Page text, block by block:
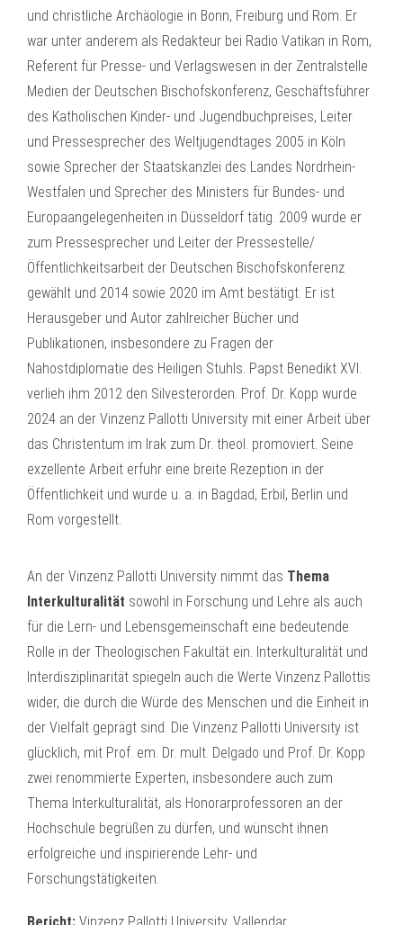
und christliche Archäologie in Bonn, Freiburg und Rom. Er
war unter anderem als Redakteur bei Radio Vatikan in Rom,
Referent für Presse- und Verlagswesen in der Zentralstelle
Medien der Deutschen Bischofskonferenz, Geschäftsführer
des Katholischen Kinder- und Jugendbuchpreises, Leiter
und Pressesprecher des Weltjugendtages 2005 in Köln
sowie Sprecher der Staatskanzlei des Landes Nordrhein-
Westfalen und Sprecher des Ministers für Bundes- und
Europaangelegenheiten in Düsseldorf tätig. 2009 wurde er
zum Pressesprecher und Leiter der Pressestelle/
Öffentlichkeitsarbeit der Deutschen Bischofskonferenz
gewählt und 2014 sowie 2020 im Amt bestätigt. Er ist
Herausgeber und Autor zahlreicher Bücher und
Publikationen, insbesondere zu Fragen der
Nahostdiplomatie des Heiligen Stuhls. Papst Benedikt XVI.
verlieh ihm 2012 den Silvesterorden. Prof. Dr. Kopp wurde
2024 an der Vinzenz Pallotti University mit einer Arbeit über
das Christentum im Irak zum Dr. theol. promoviert. Seine
exzellente Arbeit erfuhr eine breite Rezeption in der
Öffentlichkeit und wurde u. a. in Bagdad, Erbil, Berlin und
Rom vorgestellt.
An der Vinzenz Pallotti University nimmt das Thema
Interkulturalität sowohl in Forschung und Lehre als auch
für die Lern- und Lebensgemeinschaft eine bedeutende
Rolle in der Theologischen Fakultät ein. Interkulturalität und
Interdisziplinarität spiegeln auch die Werte Vinzenz Pallottis
wider, die durch die Würde des Menschen und die Einheit in
der Vielfalt geprägt sind. Die Vinzenz Pallotti University ist
glücklich, mit Prof. em. Dr. mult. Delgado und Prof. Dr. Kopp
zwei renommierte Experten, insbesondere auch zum
Thema Interkulturalität, als Honorarprofessoren an der
Hochschule begrüßen zu dürfen, und wünscht ihnen
erfolgreiche und inspirierende Lehr- und
Forschungstätigkeiten.